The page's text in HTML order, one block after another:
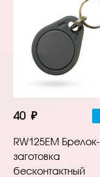
40 ₽
RW125EM Брелок-
заготовка
бесконтактный